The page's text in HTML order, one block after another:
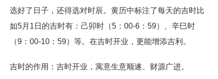
选好了日子，还得选对时辰。黄历中标注了每天的吉时比
如5月1日的吉时有：己卯时（5：00-6：59）、辛巳时
（9：00-10：59）等。在吉时开业，更能增添吉利。
吉时的作用：吉时开业，寓意生意顺遂、财源广进。